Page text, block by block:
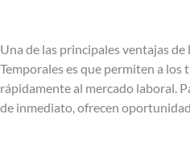
Una de las principales ventajas de
Temporales es que permiten a los
rápidamente al mercado laboral.
de inmediato, ofrecen